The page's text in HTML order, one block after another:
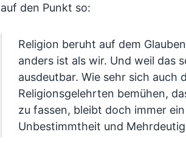
auf den Punkt so:
Religion beruht auf dem
anders ist als wir. Und weil das
ausdeutbar. Wie sehr sich auch
Religionsgelehrten bemühen,
zu fassen, bleibt doch immer
Unbestimmtheit und